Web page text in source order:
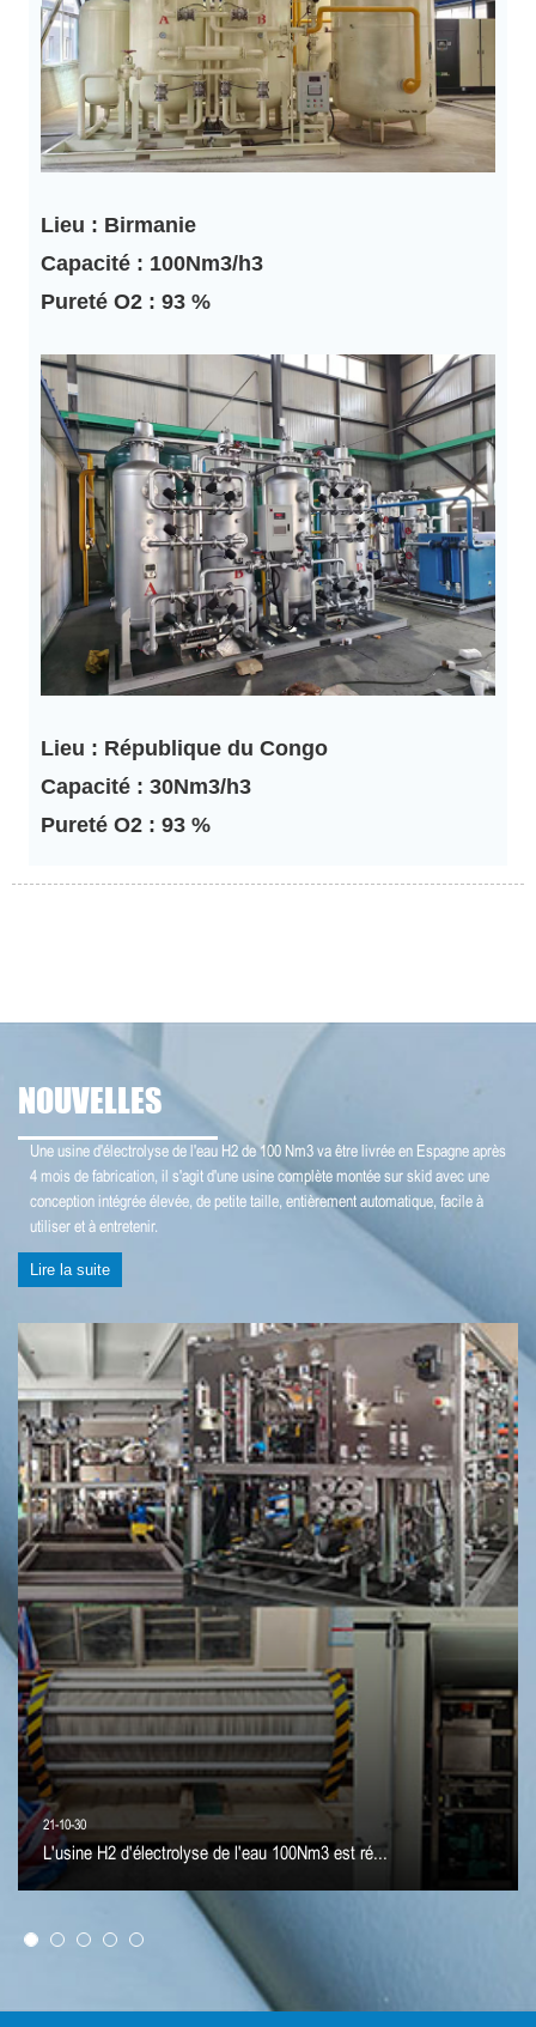
Lieu : Birmanie
Capacité : 100Nm3/h3
Pureté O2 : 93 %
Lieu : République du Congo
Capacité : 30Nm3/h3
Pureté O2 : 93 %
NOUVELLES
Une usine d'électrolyse de l'eau H2 de 100 Nm3 va être livrée en Espagne après
4 mois de fabrication, il s'agit d'une usine complète montée sur skid avec une
conception intégrée élevée, de petite taille, entièrement automatique, facile à
utiliser et à entretenir.
Lire la suite
21-10-30
L'usine H2 d'électrolyse de l'eau 100Nm3 est ré...